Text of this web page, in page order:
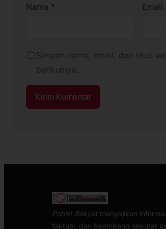
Nama * Email
Simpan nama, email, dan situs
berikutnya.
Potret Rakyatmenyajikan
faktual, dan berimbang seputar